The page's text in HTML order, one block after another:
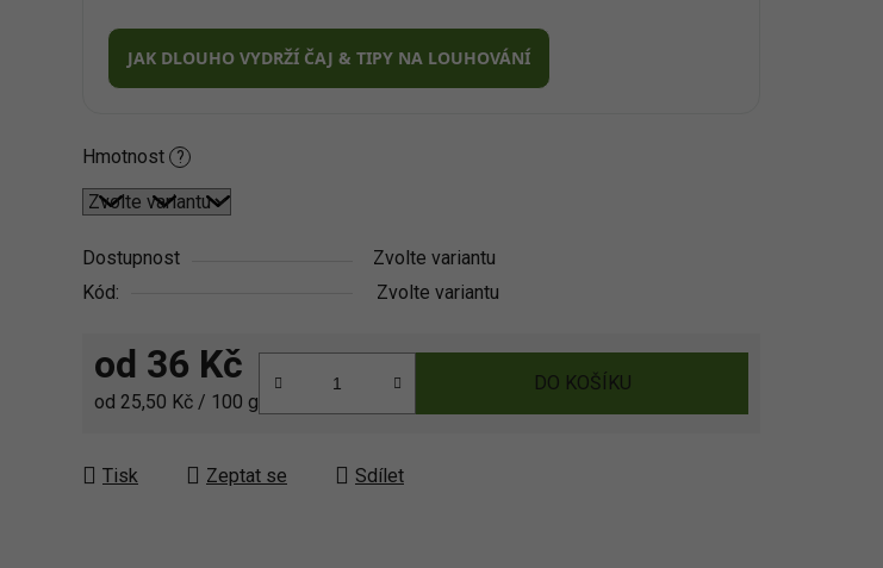
JAK DLOUHO VYDRŽÍ ČAJ & TIPY NA LOUHOVÁNÍ
Hmotnost ?
Dostupnost
Zvolte variantu
Kód:
Zvolte variantu
od 36 Kč
Měrná cena:
od 25,50 Kč / 100 g
DO KOŠÍKU
Tisk Zeptat se Sdílet